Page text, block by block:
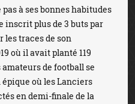
à ses bonnes habitudes
inscrit plus de 3 buts par
les traces de son
où il avait planté 119
de football se
où les Lanciers
en demi-finale de la